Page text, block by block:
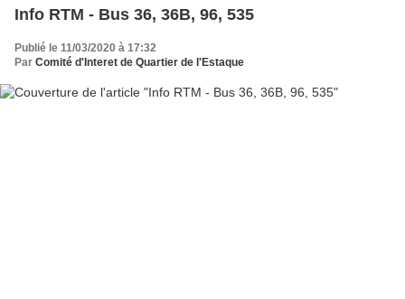
Info RTM - Bus 36, 36B, 96, 535
Publié le 11/03/2020 à 17:32
Par Comité d'Interet de Quartier de l'Estaque